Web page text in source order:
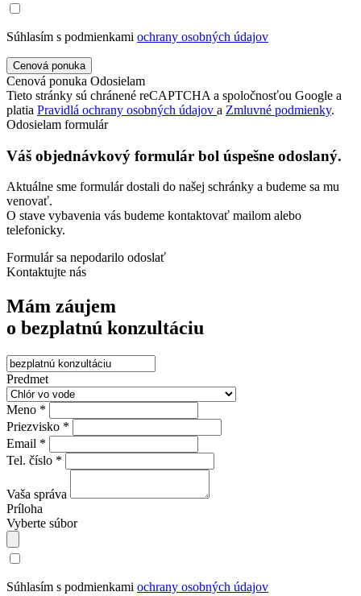
Súhlasím s podmienkami ochrany osobných údajov
Cenová ponuka Odosielam
Tieto stránky sú chránené reCAPTCHA a spoločnosťou Google a
platia Pravidlá ochrany osobných údajov a Zmluvné podmienky.
Odosielam formulár
Váš objednávkový formulár bol úspešne odoslaný.
Aktuálne sme formulár dostali do našej schránky a budeme sa mu
venovať.
O stave vybavenia vás budeme kontaktovať mailom alebo
telefonicky.
Formulár sa nepodarilo odoslať
Kontaktujte nás
Mám záujem
o bezplatnú konzultáciu
Predmet
Meno *
Priezvisko *
Email *
Tel. číslo *
Vaša správa
Príloha
Vyberte súbor
Súhlasím s podmienkami ochrany osobných údajov